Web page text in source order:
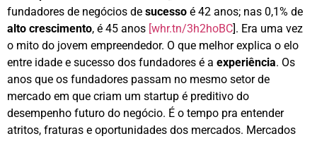
fundadores de negócios de sucesso é 42 anos; nas 0,1% de
alto crescimento, é 45 anos [whr.tn/3h2hoBC]. Era uma vez
o mito do jovem empreendedor. O que melhor explica o elo
entre idade e sucesso dos fundadores é a experiência. Os
anos que os fundadores passam no mesmo setor de
mercado em que criam um startup é preditivo do
desempenho futuro do negócio. É o tempo pra entender
atritos, fraturas e oportunidades dos mercados. Mercados